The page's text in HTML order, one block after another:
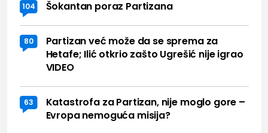
104 Šokantan poraz Partizana
80
Partizan već može da se sprema za
Hetafe; Ilić otkrio zašto Ugrešić nije igrao
VIDEO
63
Katastrofa za Partizan, nije moglo gore –
Evropa nemoguća misija?